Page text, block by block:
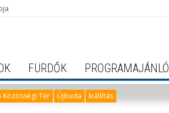
FÜRDŐK PROGRAMAJÁNLÓ
Közösségi Tér Újbuda kiállítás